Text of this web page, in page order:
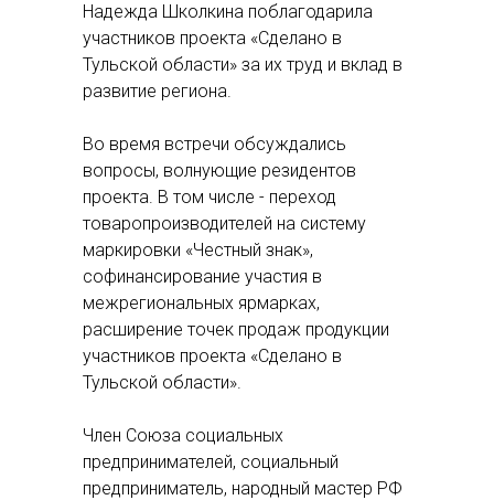
Надежда Школкина поблагодарила
участников проекта «Сделано в
Тульской области» за их труд и вклад в
развитие региона.
Во время встречи обсуждались
вопросы, волнующие резидентов
проекта. В том числе - переход
товаропроизводителей на систему
маркировки «Честный знак»,
софинансирование участия в
межрегиональных ярмарках,
расширение точек продаж продукции
участников проекта «Сделано в
Тульской области».
Член Союза социальных
предпринимателей, социальный
предприниматель, народный мастер РФ